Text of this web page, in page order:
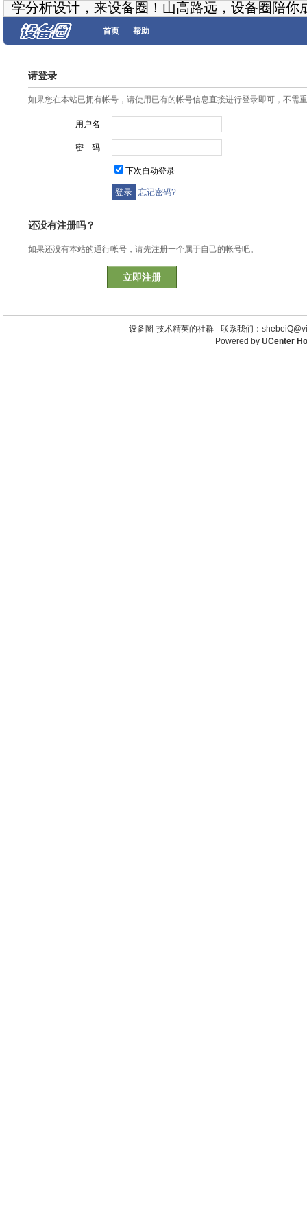
学分析设计，来设备圈！山高路远，设备圈陪你
首页 帮助
请登录
如果您在本站已拥有帐号，请使用已有的帐号信息直接进行登录即可，不需
用户名
密 码
下次自动登录
忘记密码?
还没有注册吗？
如果还没有本站的通行帐号，请先注册一个属于自己的帐号吧。
立即注册
设备圈-技术精英的社群 - 联系我们：
Powered by UCenter